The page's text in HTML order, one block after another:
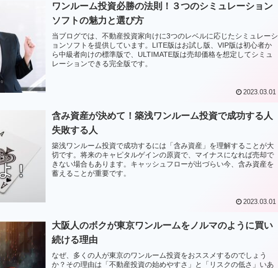
ワンルーム投資必勝の法則！３つのシミュレーション
ソフトの魅力と選び方
当ブログでは、不動産投資家向けに3つのレベルに応じたシミュレーシ
ョンソフトを提供しています。LITE版はお試し版、VIP版は初心者か
ら中級者向けの標準版で、ULTIMATE版は売却価格を想定してシミュ
レーションできる完全版です。
2023.03.01
含み資産が決めて！築浅ワンルーム投資で成功する人
失敗する人
築浅ワンルーム投資で成功するには「含み資産」を理解することが大
切です。将来のキャピタルゲインの原資で、マイナスになれば売却で
きない場合もあります。キャッシュフローが出づらい今、含み資産を
蓄えることが重要です。
2023.03.01
大阪人のボクが東京ワンルームをノルマのように買い
続ける理由
なぜ、多くの人が東京のワンルーム投資をおススメするのでしょう
か？その理由は「不動産投資の始めやすさ」と「リスクの低さ」いあ